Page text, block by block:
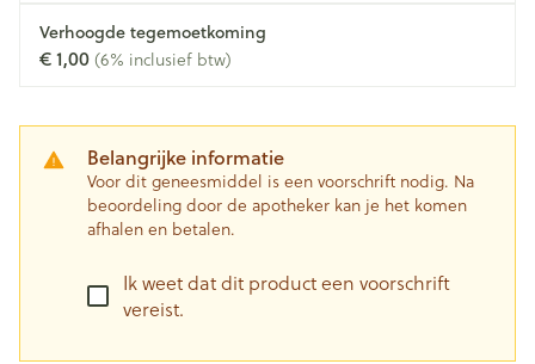
Verhoogde tegemoetkoming
€ 1,00 (6% inclusief btw)
Belangrijke informatie
Voor dit geneesmiddel is een voorschrift nodig. Na
beoordeling door de apotheker kan je het komen
afhalen en betalen.
Ik weet dat dit product een voorschrift
vereist.